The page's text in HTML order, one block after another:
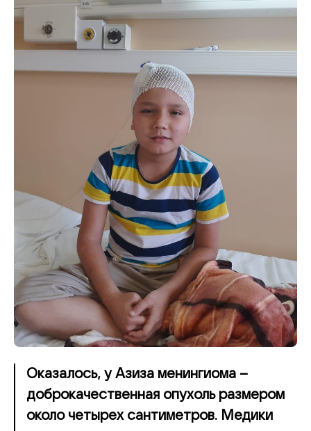
Оказалось, у Азиза менингиома –
доброкачественная опухоль размером
около четырех сантиметров. Медики